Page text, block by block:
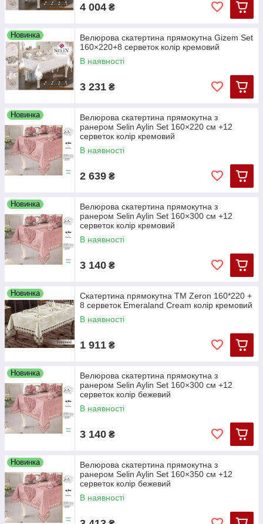
4 004 ₴
Новинка
Велюрова скатертина прямокутна Gizem Set
160×220+8 серветок колір кремовий
В наявності
3 231 ₴
Новинка
Велюрова скатертина прямокутна з
ранером Selin Aylin Set 160×220 см +12
серветок колір кремовий
В наявності
2 639 ₴
Новинка
Велюрова скатертина прямокутна з
ранером Selin Aylin Set 160×300 см +12
серветок колір кремовий
В наявності
3 140 ₴
Новинка
Скатертина прямокутна TM Zeron 160*220 +
8 серветок Emeraland Cream колір кремовий
В наявності
1 911 ₴
Новинка
Велюрова скатертина прямокутна з
ранером Selin Aylin Set 160×300 см +12
серветок колір бежевий
В наявності
3 140 ₴
Новинка
Велюрова скатертина прямокутна з
ранером Selin Aylin Set 160×350 см +12
серветок колір бежевий
В наявності